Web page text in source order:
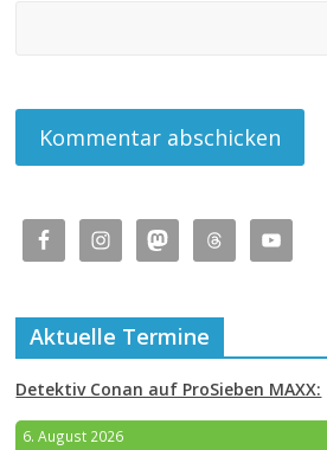
Aktuelle Termine
Detektiv Conan auf ProSieben MAXX:
6. August 2026